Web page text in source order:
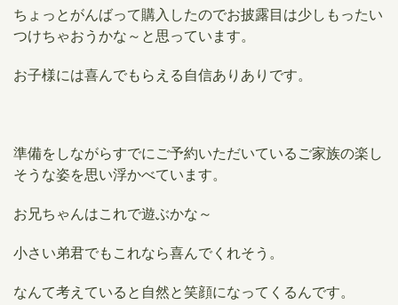
ちょっとがんばって購入したのでお披露目は少しもったい
つけちゃおうかな～と思っています。
お子様には喜んでもらえる自信ありありです。
準備をしながらすでにご予約いただいているご家族の楽し
そうな姿を思い浮かべています。
お兄ちゃんはこれで遊ぶかな～
小さい弟君でもこれなら喜んでくれそう。
なんて考えていると自然と笑顔になってくるんです。